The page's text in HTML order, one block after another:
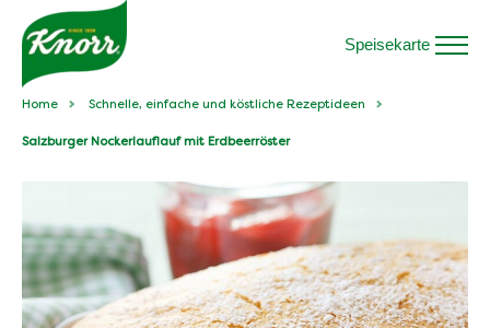
Speisekarte
Home Schnelle, einfache und köstliche Rezeptideen
Salzburger Nockerlauflauf mit Erdbeerröster